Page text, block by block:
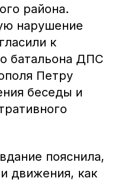
района.
нарушение
к
батальона ДПС
Петру
беседы и
пояснила,
движения, как